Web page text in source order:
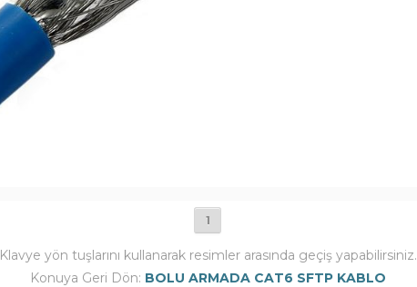
1
Klavye yön tuşlarını kullanarak resimler arasında geçiş yapabilirsiniz.
Konuya Geri Dön: BOLU ARMADA CAT6 SFTP KABLO